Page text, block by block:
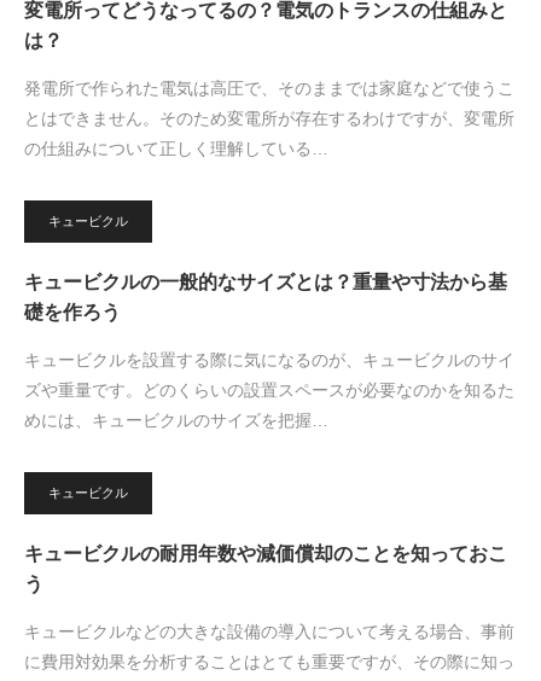
変電所ってどうなってるの？電気のトランスの仕組みと
は？
発電所で作られた電気は高圧で、そのままでは家庭などで使うこ
とはできません。そのため変電所が存在するわけですが、変電所
の仕組みについて正しく理解している…
キュービクル
キュービクルの一般的なサイズとは？重量や寸法から基
礎を作ろう
キュービクルを設置する際に気になるのが、キュービクルのサイ
ズや重量です。どのくらいの設置スペースが必要なのかを知るた
めには、キュービクルのサイズを把握…
キュービクル
キュービクルの耐用年数や減価償却のことを知っておこ
う
キュービクルなどの大きな設備の導入について考える場合、事前
に費用対効果を分析することはとても重要ですが、その際に知っ